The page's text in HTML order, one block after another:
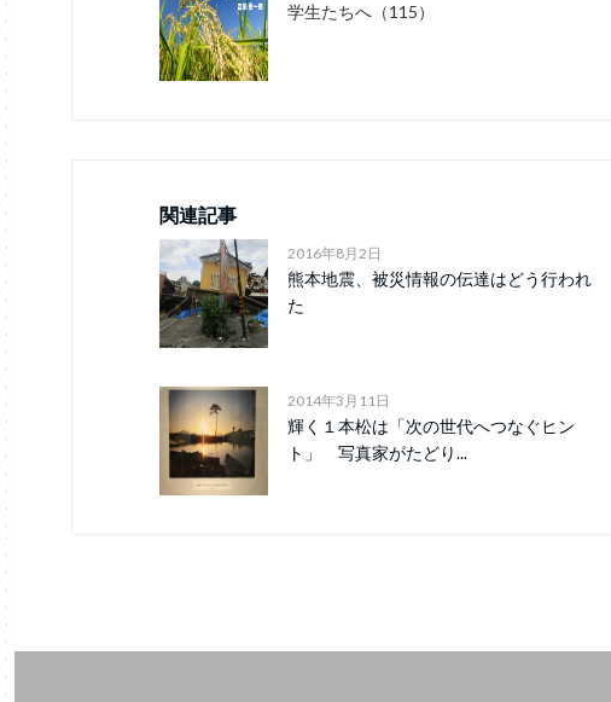
学生たちへ（115）
関連記事
2016年8月2日
熊本地震、被災情報の伝達はどう行われ
た
2014年3月11日
輝く１本松は「次の世代へつなぐヒン
ト」 写真家がたどり...